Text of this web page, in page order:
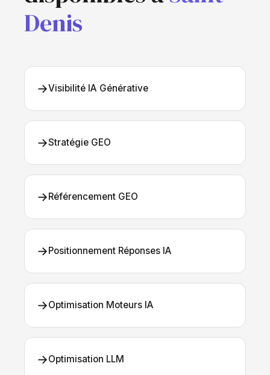
Denis
→Visibilité IA Générative
→Stratégie GEO
→Référencement GEO
→Positionnement Réponses IA
→Optimisation Moteurs IA
→Optimisation LLM